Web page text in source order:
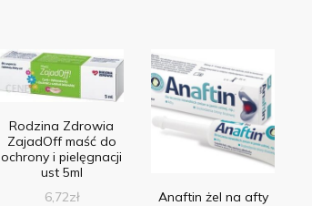
Rodzina Zdrowia
ZajadOff maść do
ochrony i pielęgnacji
ust 5ml
6,72zł
Anaftin żel na afty